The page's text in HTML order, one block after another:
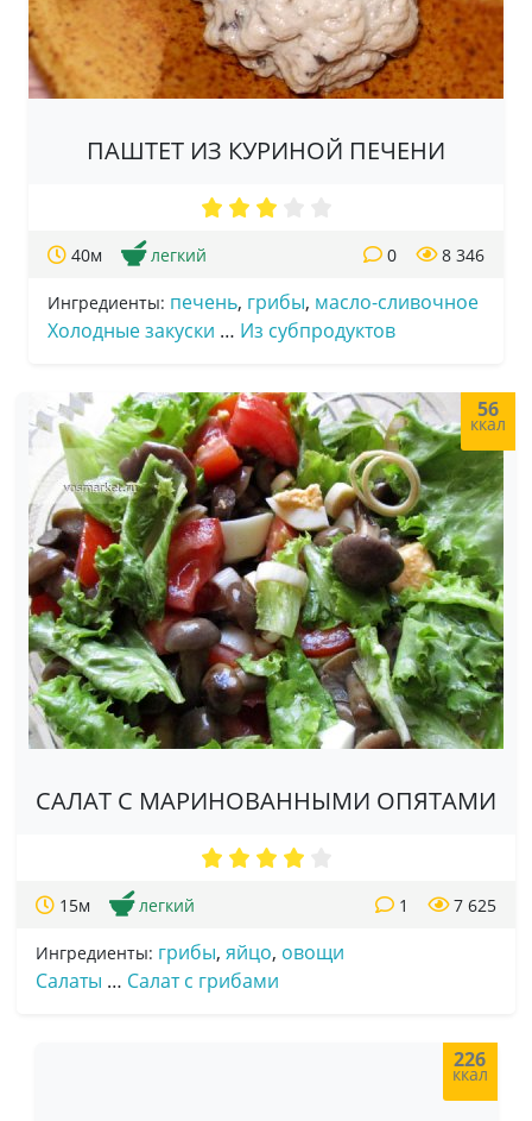
ПАШТЕТ ИЗ КУРИНОЙ ПЕЧЕНИ
40м легкий 8 346
0
Ингредиенты: печень, грибы, масло-сливочное
Холодные закуски … Из субпродуктов
56
ккал
САЛАТ С МАРИНОВАННЫМИ ОПЯТАМИ
15м легкий 7 625
1
Ингредиенты: грибы, яйцо, овощи
Салаты … Салат с грибами
226
ккал